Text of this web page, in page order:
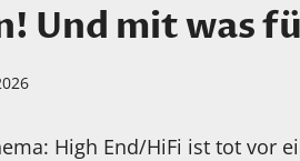
Und mit was
High End/HiFi ist tot vor